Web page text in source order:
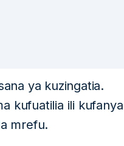
ya kuzingatia.
kufuatilia ili kufanya
mrefu.